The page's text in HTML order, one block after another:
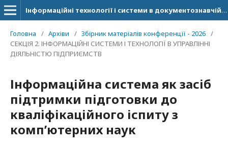
Інформаційні технології і системи в документознавчій сфері
Головна / Архіви / Збірник матеріалів конференції - 2026 /
СЕКЦІЯ 2. ІНФОРМАЦІЙНІ СИСТЕМИ І ТЕХНОЛОГІЇ В УПРАВЛІННІ
ДІЯЛЬНІСТЮ ПІДПРИЄМСТВ
Інформаційна система як засіб
підтримки підготовки до
кваліфікаційного іспиту з
комп’ютерних наук